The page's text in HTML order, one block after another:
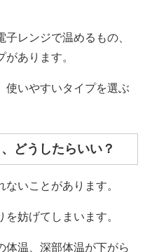
レンジで温めるもの、
あります。
使いやすいタイプを選ぶ
どうしたらいい？
いことがあります。
妨げてしまいます。
体温、深部体温が下がら